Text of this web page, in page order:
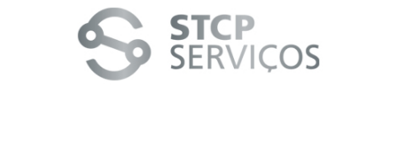
STCP SERVIÇOS